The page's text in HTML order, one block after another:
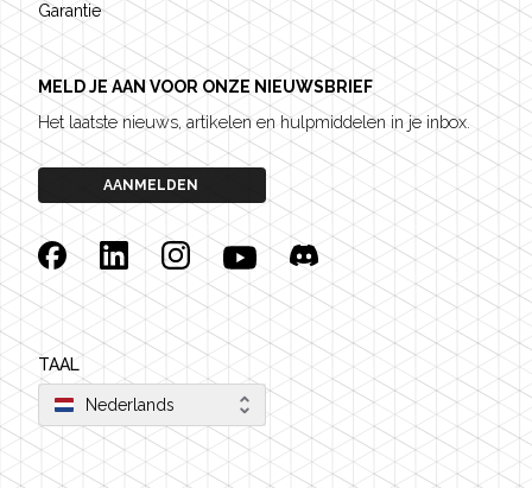
Garantie
MELD JE AAN VOOR ONZE NIEUWSBRIEF
Het laatste nieuws, artikelen en hulpmiddelen in je inbox.
AANMELDEN
FacebookLinkedinInstagramYouTubeDiscord
TAAL
Nederlands